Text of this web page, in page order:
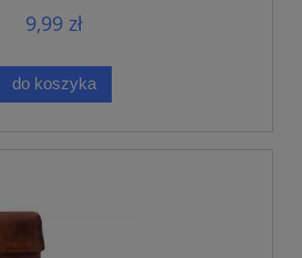
9,99 zł
do koszyka